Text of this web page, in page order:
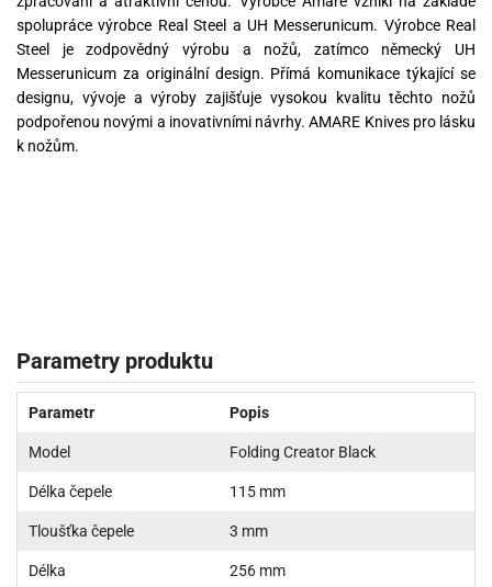
spolupráce výrobce Real Steel a UH Messerunicum. Výrobce Real
Steel je zodpovědný výrobu a nožů, zatímco německý UH
Messerunicum za originální design. Přímá komunikace týkající se
designu, vývoje a výroby zajišťuje vysokou kvalitu těchto nožů
podpořenou novými a inovativními návrhy. AMARE Knives pro lásku
k nožům.
Parametry produktu
Parametr Popis
Model Folding Creator Black
Délka čepele 115 mm
Tloušťka čepele 3 mm
Délka 256 mm